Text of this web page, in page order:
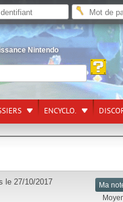
Nintendo
ENCYCLO.
Ma
le 27/10/2017